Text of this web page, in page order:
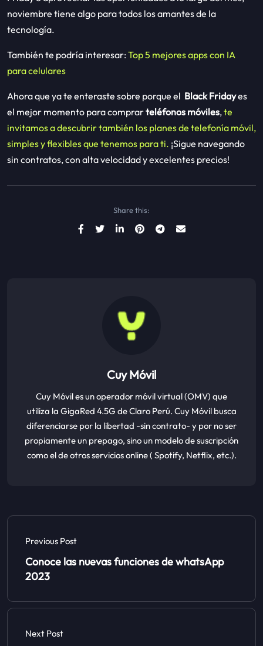
noviembre tiene algo para todos los amantes de la
tecnología.
También te podría interesar: Top 5 mejores apps con IA
para celulares
Ahora que ya te enteraste sobre porque el Black Fridayes
el mejor momento para comprarteléfonos móviles,te
invitamos a descubrir también los planes de telefonía móvil,
simples y flexibles que tenemos para ti. ¡Sigue navegando
sin contratos, con alta velocidad y excelentes precios!
Share this:
Cuy Móvil
Cuy Móvil es un operador móvil virtual (OMV) que
utiliza la GigaRed 4.5G de Claro Perú. Cuy Móvil busca
diferenciarse por la libertad -sin contrato- y por no ser
propiamente un prepago, sino un modelo de suscripción
como el de otros servicios online ( Spotify, Netflix, etc.).
Previous Post
Conoce las nuevas funciones de whatsApp
2023
Next Post